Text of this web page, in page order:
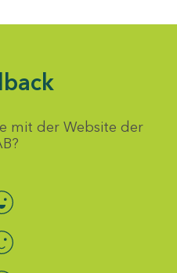
mit der Website der
auswählen